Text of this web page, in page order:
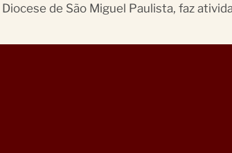
de São Miguel Paulista, faz